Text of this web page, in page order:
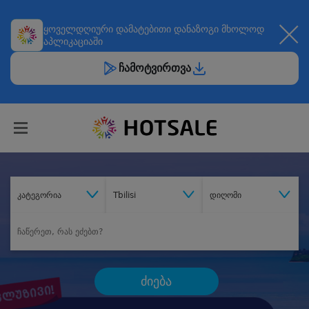
ყოველდღიური დამატებითი დანაზოგი მხოლოდ
აპლიკაციაში
ჩამოტვირთვა
კატეგორია Tbilisi დიღომი
ძიება